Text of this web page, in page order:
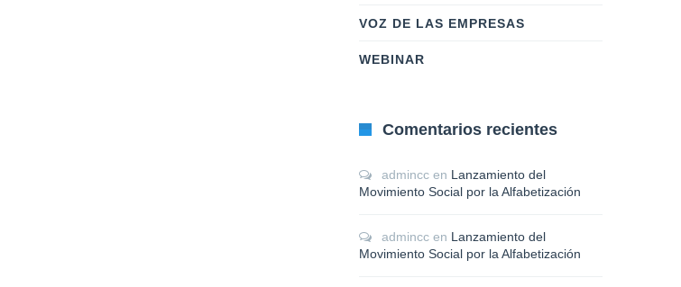
VOZ DE LAS EMPRESAS
WEBINAR
Comentarios recientes
admincc en Lanzamiento del
Movimiento Social por la Alfabetización
admincc en Lanzamiento del
Movimiento Social por la Alfabetización